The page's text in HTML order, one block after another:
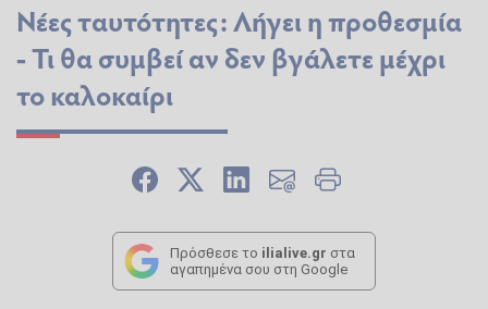
Νέες ταυτότητες: Λήγει η προθεσμία
- Τι θα συμβεί αν δεν βγάλετε μέχρι
το καλοκαίρι
Πρόσθεσε το ilialive.gr στα
αγαπημένα σου στη Google